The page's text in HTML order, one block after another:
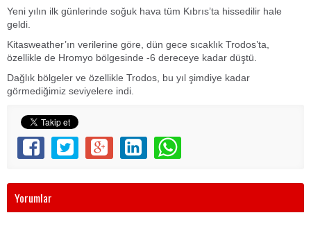
Yeni yılın ilk günlerinde soğuk hava tüm Kıbrıs’ta hissedilir hale
geldi.
Kitasweather’ın verilerine göre, dün gece sıcaklık Trodos’ta,
özellikle de Hromyo bölgesinde -6 dereceye kadar düştü.
Dağlık bölgeler ve özellikle Trodos, bu yıl şimdiye kadar
görmediğimiz seviyelere indi.
Yorumlar